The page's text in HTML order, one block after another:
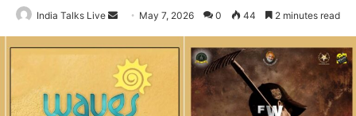
India Talks Live
Send
an
May 7, 2026 0 44 2 minutes read